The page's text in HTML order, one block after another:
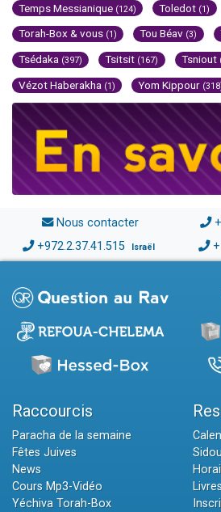
Temps Messianique (124) Toledot (1)
Torah-Box & vous (1) Tou Béav (3)
Tsédaka (397) Tsitsit (167) Tsniout
Vézot Haberakha (1) Yom Kippour
Nous contacter
+972.2.37.41.515 Israël
Raccourcis
Paracha de la semaine
Fêtes Juives
News
Cours Mp3-Vidéo
Yéchiva Torah-Box